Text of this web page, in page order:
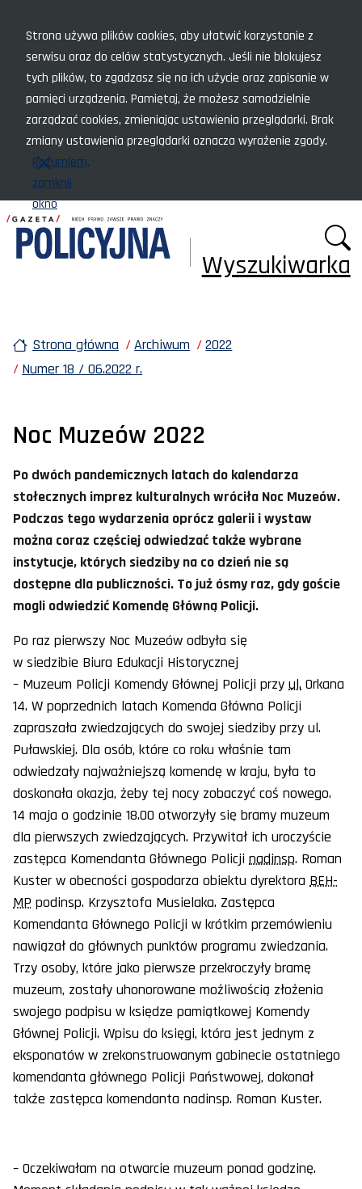
Strona używa plików cookies, aby ułatwić korzystanie z
serwisu oraz do celów statystycznych. Jeśli nie blokujesz
tych plików, to zgadzasz się na ich użycie oraz zapisanie w
pamięci urządzenia. Pamiętaj, że możesz samodzielnie
zarządzać cookies, zmieniając ustawienia przeglądarki. Brak
zmiany ustawienia przeglądarki oznacza wyrażenie zgody.
Rozumiem,
zamknij
okno
Wyszukiwarka
Strona główna Archiwum
2022
Numer 18 / 06.2022 r.
Noc Muzeów 2022
Po dwóch pandemicznych latach do kalendarza
stołecznych imprez kulturalnych wróciła Noc Muzeów.
Podczas tego wydarzenia oprócz galerii i wystaw
można coraz częściej odwiedzać także wybrane
instytucje, których siedziby na co dzień nie są
dostępne dla publiczności. To już ósmy raz, gdy goście
mogli odwiedzić Komendę Główną Policji.
Po raz pierwszy Noc Muzeów odbyła się
w siedzibie Biura Edukacji Historycznej
– Muzeum Policji Komendy Głównej Policji przy ul. Orkana
14. W poprzednich latach Komenda Główna Policji
zapraszała zwiedzających do swojej siedziby przy ul.
Puławskiej. Dla osób, które co roku właśnie tam
odwiedzały najważniejszą komendę w kraju, była to
doskonała okazja, żeby tej nocy zobaczyć coś nowego.
14 maja o godzinie 18.00 otworzyły się bramy muzeum
dla pierwszych zwiedzających. Przywitał ich uroczyście
zastępca Komendanta Głównego Policji nadinsp. Roman
Kuster w obecności gospodarza obiektu dyrektora BEH-
MP podinsp. Krzysztofa Musielaka. Zastępca
Komendanta Głównego Policji w krótkim przemówieniu
nawiązał do głównych punktów programu zwiedzania.
Trzy osoby, które jako pierwsze przekroczyły bramę
muzeum, zostały uhonorowane możliwością złożenia
swojego podpisu w księdze pamiątkowej Komendy
Głównej Policji. Wpisu do księgi, która jest jednym z
eksponatów w zrekonstruowanym gabinecie ostatniego
komendanta głównego Policji Państwowej, dokonał
także zastępca komendanta nadinsp. Roman Kuster.
– Oczekiwałam na otwarcie muzeum ponad godzinę.